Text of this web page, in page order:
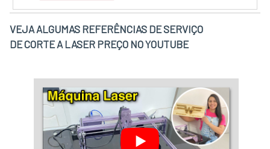
diferentes modelos de material, tais como:
Metal; Madeira; Aço; Alumínio.Os diversos tipo
de modelos dos tubosHá variados modelos do
tubo co....
VEJA ALGUMAS REFERÊNCIAS DE SERVIÇO
DE CORTE A LASER PREÇO NO YOUTUBE